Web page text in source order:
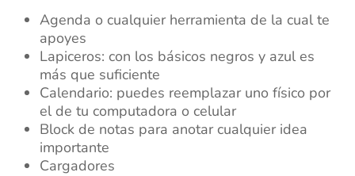
Agenda o cualquier herramienta de la cual te
apoyes
Lapiceros: con los básicos negros y azul es
más que suficiente
Calendario: puedes reemplazar uno físico por
el de tu computadora o celular
Block de notas para anotar cualquier idea
importante
Cargadores